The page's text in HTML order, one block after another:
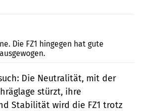
Die FZ1 hingegen hat gute
Die Neutralität, mit der
stürzt, ihre
Stabilität wird die FZ1 trotz